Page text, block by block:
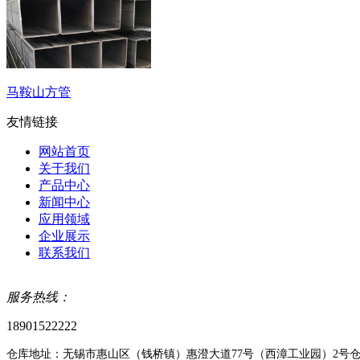
马鞍山方管
友情链接
网站首页
关于我们
产品中心
新闻中心
应用领域
企业展示
联系我们
服务热线：
18901522222
仓库地址：无锡市惠山区（钱桥镇）惠澄大道77号（西漳工业园）2号